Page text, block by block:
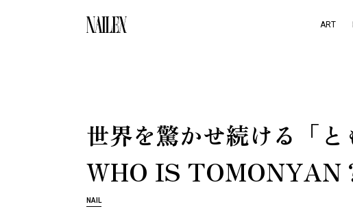
ART
世界を驚かせ続ける 「 と
WHO IS TOMONYAN
NAIL